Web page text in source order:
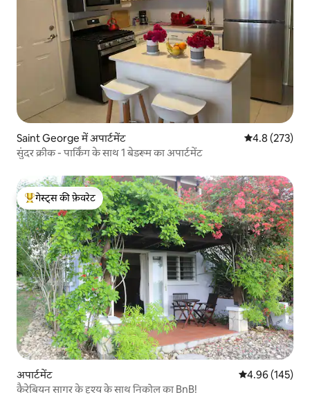
Saint George में अपार्टमेंट औसत रेटिंग 5 में
4.8 (273)
सुंदर क्रीक - पार्किंग के साथ 1 बेडरूम का अपार्टमेंट
गेस्ट्स का टॉप फ़ेवरेट
गेस्ट्स की फ़ेवरेट
अपार्टमेंट औसत रेटिंग 5 में से
4.96 (145)
कैरेबियन सागर के दृश्य के साथ निकोल का BnB!